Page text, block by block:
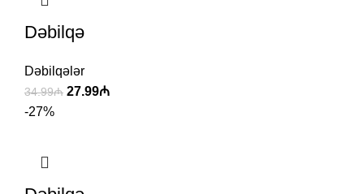
Dəbilqə
Dəbilqələr
34.99₼ 27.99₼
-27%